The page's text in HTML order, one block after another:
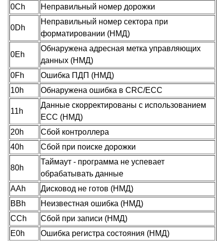
0Ch
Неправильный номер дорожки
0Dh
Неправильный номер сектора при
форматировании (НМД)
0Eh
Обнаружена адресная метка управляющих
данных (НМД)
0Fh
Ошибка ПДП (НМД)
10h
Обнаружена ошибка в CRC/ECC
11h
Данные скорректированы с использованием
ECC (НМД)
20h
Сбой контроллера
40h
Сбой при поиске дорожки
80h
Таймаут - программа не успевает
обрабатывать данные
AAh
Дисковод не готов (НМД)
BBh
Неизвестная ошибка (НМД)
CCh
Сбой при записи (НМД)
E0h
Ошибка регистра состояния (НМД)